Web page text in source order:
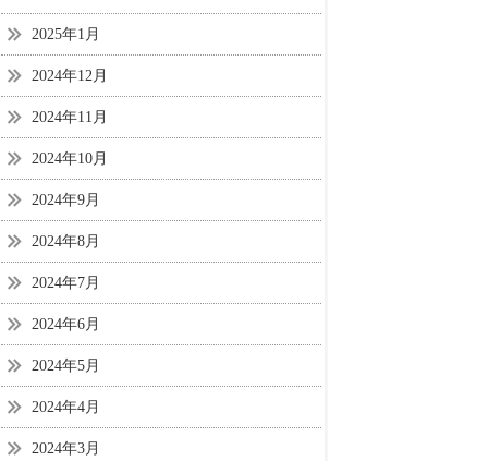
2025年1月
2024年12月
2024年11月
2024年10月
2024年9月
2024年8月
2024年7月
2024年6月
2024年5月
2024年4月
2024年3月